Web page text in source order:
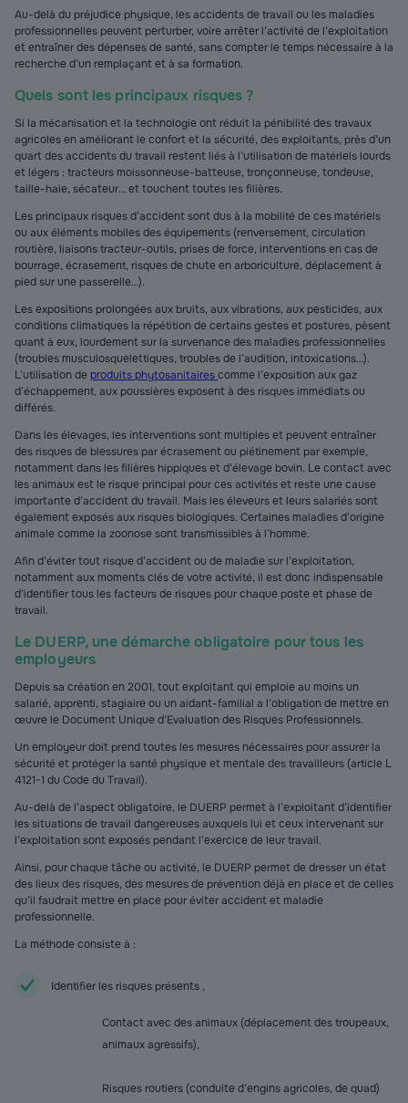
Au-delà du préjudice physique, les accidents de travail ou les maladies
professionnelles peuvent perturber, voire arrêter l’activité de l’exploitation
et entraîner des dépenses de santé, sans compter le temps nécessaire à la
recherche d’un remplaçant et à sa formation.
Quels sont les principaux risques ?
Si la mécanisation et la technologie ont réduit la pénibilité des travaux
agricoles en améliorant le confort et la sécurité, des exploitants, près d’un
quart des accidents du travail restent liés à l’utilisation de matériels lourds
et légers : tracteurs moissonneuse-batteuse, tronçonneuse, tondeuse,
taille-haie, sécateur… et touchent toutes les filières.
Les principaux risques d’accident sont dus à la mobilité de ces matériels
ou aux éléments mobiles des équipements (renversement, circulation
routière, liaisons tracteur-outils, prises de force, interventions en cas de
bourrage, écrasement, risques de chute en arboriculture, déplacement à
pied sur une passerelle…).
Les expositions prolongées aux bruits, aux vibrations, aux pesticides, aux
conditions climatiques la répétition de certains gestes et postures, pèsent
quant à eux, lourdement sur la survenance des maladies professionnelles
(troubles musculosquelettiques, troubles de l’audition, intoxications…).
L’utilisation de produits phytosanitairescomme l’exposition aux gaz
d’échappement, aux poussières exposent à des risques immédiats ou
différés.
Dans les élevages, les interventions sont multiples et peuvent entraîner
des risques de blessures par écrasement ou piétinement par exemple,
notamment dans les filières hippiques et d’élevage bovin. Le contact avec
les animaux est le risque principal pour ces activités et reste une cause
importante d’accident du travail. Mais les éleveurs et leurs salariés sont
également exposés aux risques biologiques. Certaines maladies d’origine
animale comme la zoonose sont transmissibles à l’homme.
Afin d’éviter tout risque d’accident ou de maladie sur l’exploitation,
notamment aux moments clés de votre activité, il est donc indispensable
d’identifier tous les facteurs de risques pour chaque poste et phase de
travail.
Le DUERP, une démarche obligatoire pour tous les
employeurs
Depuis sa création en 2001, tout exploitant qui emploie au moins un
salarié, apprenti, stagiaire ou un aidant-familial a l’obligation de mettre en
œuvre le Document Unique d’Evaluation des Risques Professionnels.
Un employeur doit prend toutes les mesures nécessaires pour assurer la
sécurité et protéger la santé physique et mentale des travailleurs (article L
4121-1 du Code du Travail).
Au-delà de l’aspect obligatoire, le DUERP permet à l’exploitant d’identifier
les situations de travail dangereuses auxquels lui et ceux intervenant sur
l’exploitation sont exposés pendant l’exercice de leur travail.
Ainsi, pour chaque tâche ou activité, le DUERP permet de dresser un état
des lieux des risques, des mesures de prévention déjà en place et de celles
qu’il faudrait mettre en place pour éviter accident et maladie
professionnelle.
La méthode consiste à :
Identifier les risques présents ,
Contact avec des animaux (déplacement des troupeaux,
animaux agressifs),
Risques routiers (conduite d’engins agricoles, de quad)